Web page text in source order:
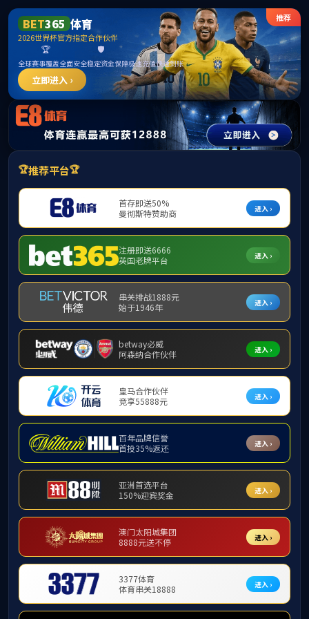
今天是：2026年8月7日 星期五
首页 学院概况 师资队伍 学科
学院概况
学院简介
院徽院训
现任领导
组织机构
联系方式
联系方式
书记邮箱
通讯地